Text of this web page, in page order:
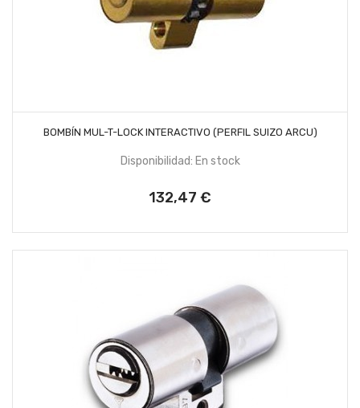
AÑADIR AL CARRITO
BOMBÍN MUL-T-LOCK INTERACTIVO (PERFIL SUIZO ARCU)
Disponibilidad: En stock
Precio
132,47 €